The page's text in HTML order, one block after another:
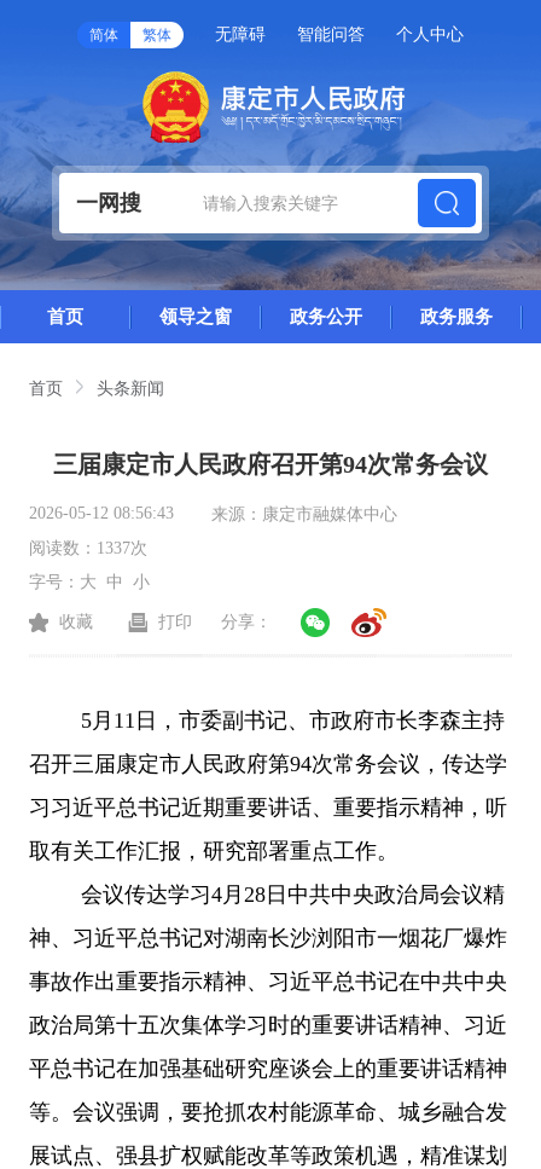
简体 繁体 无障碍 智能问答 个人中心
一网搜
首页 领导之窗 政务公开 政务服务
首页 头条新闻
三届康定市人民政府召开第94次常务会议
2026-05-12 08:56:43 来源： 康定市融媒体中心
阅读数： 1337次
字号： 大 中 小
收藏 打印 分享：
5月11日，市委副书记、市政府市长李森主持
召开三届康定市人民政府第94次常务会议，传达学
习习近平总书记近期重要讲话、重要指示精神，听
取有关工作汇报，研究部署重点工作。
会议传达学习4月28日中共中央政治局会议精
神、习近平总书记对湖南长沙浏阳市一烟花厂爆炸
事故作出重要指示精神、习近平总书记在中共中央
政治局第十五次集体学习时的重要讲话精神、习近
平总书记在加强基础研究座谈会上的重要讲话精神
等。会议强调，要抢抓农村能源革命、城乡融合发
展试点、强县扩权赋能改革等政策机遇，精准谋划